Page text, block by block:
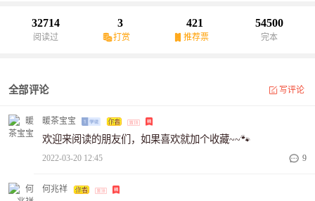
代，萌宝一号小太白和它的主人苏果儿怎么和恶毒王后斗智斗勇
呢？请大家敬请期待！！
32714
阅读过
3
打赏
421
推荐票
54500
完本
全部评论 写评论
暖茶宝宝
欢迎来阅读的朋友们，如果喜欢就加个收藏~~🐾
2022-03-20 12:45 9
何兆祥